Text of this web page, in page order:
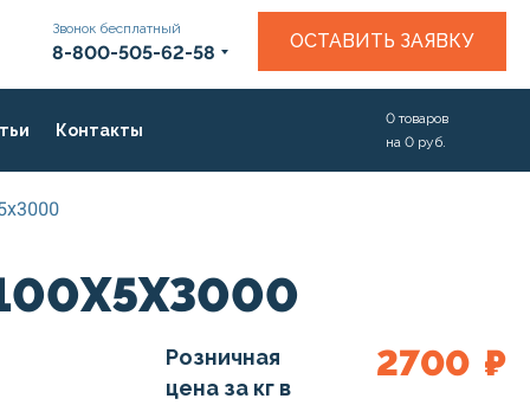
Звонок бесплатный
8-800-505-62-58
ОСТАВИТЬ ЗАЯВКУ
Контакты
0 товаров
на 0 руб.
Розничная
цена за кг в
2700 ₽